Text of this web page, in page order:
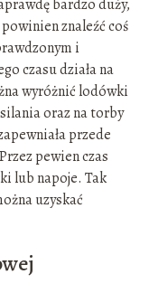
bardzo duży,
znaleźć coś
i
czasu działa na
wyróżnić lodówki
oraz na torby
przede
pewien czas
lub napoje. Tak
uzyskać